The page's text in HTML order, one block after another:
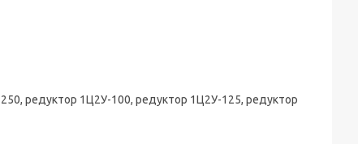
редуктор 1Ц2У-100, редуктор 1Ц2У-125, редуктор